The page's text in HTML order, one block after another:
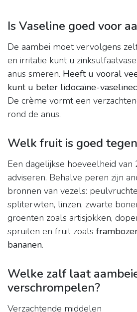
Is Vaseline goed voor
De aambei moet vervolgens
en irritatie kunt u
anus smeren. Heeft u vooral
kunt u beter lidocaïne-
De crème vormt een
rond de anus.
Welk fruit is goed
Een dagelijkse hoeveelheid
adviseren. Behalve peren zijn
bronnen van vezels:
spliterwten, linzen, zwarte
groenten zoals artisjokken,
spruiten en fruit zoals
bananen.
Welke zalf laat
verschrompelen?
Verzachtende middelen